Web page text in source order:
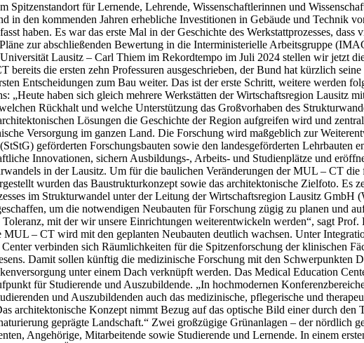
für Lernende, Lehrende, Wissenschaftlerinnen und
in den kommenden Jahren erhebliche Investitionen in Gebäude und Technik
haben. Es war das erste Mal in der Geschichte des Werkstattprozesses, dass
zur abschließenden Bewertung in die Interministerielle Arbeitsgruppe
Lausitz – Carl Thiem im Rekordtempo im Juli 2024 stellen wir jetzt
die ersten zehn Professuren ausgeschrieben, der Bund hat kürzlich
Entscheidungen zum Bau weiter. Das ist der erste Schritt, weitere werden
„Heute haben sich gleich mehrere Werkstätten der Wirtschaftsregion Lausitz
Rückhalt und welche Unterstützung das Großvorhaben des
Lösungen die Geschichte der Region aufgreifen wird und
Versorgung im ganzen Land. Die Forschung wird maßgeblich zur
geförderten Forschungsbauten sowie den landesgeförderten Lehrbauten
Innovationen, sichern Ausbildungs-, Arbeits- und Studienplätze und
in der Lausitz. Um für die baulichen Veränderungen der MUL – CT die
wurden das Baustrukturkonzept sowie das architektonische Zielfoto. Es
im Strukturwandel unter der Leitung der Wirtschaftsregion Lausitz GmbH
um die notwendigen Neubauten für Forschung zügig zu planen und
mit der wir unsere Einrichtungen weiterentwickeln werden“, sagt
– CT wird mit den geplanten Neubauten deutlich wachsen. Unter
verbinden sich Räumlichkeiten für die Spitzenforschung der klinischen
Damit sollen künftig die medizinische Forschung mit den Schwerpunkten
unter einem Dach verknüpft werden. Das Medical Education
für Studierende und Auszubildende. „In hochmodernen
und Auszubildenden auch das medizinische, pflegerische und
architektonische Konzept nimmt Bezug auf das optische Bild einer durch den
geprägte Landschaft.“ Zwei großzügige Grünanlagen – der nördlich
Angehörige, Mitarbeitende sowie Studierende und Lernende. In einem